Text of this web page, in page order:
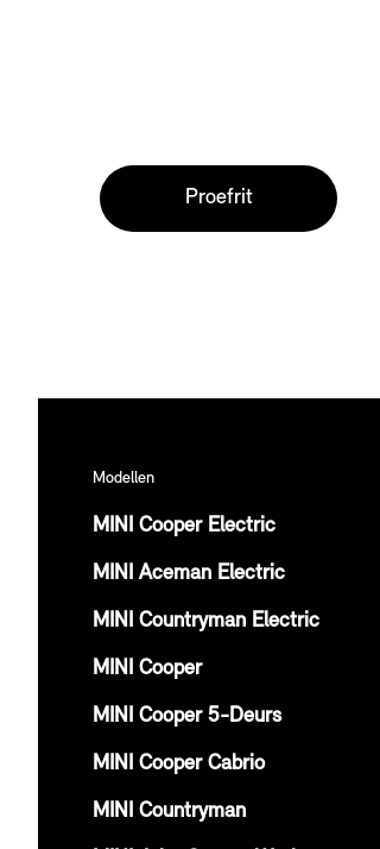
Proefrit
Modellen
MINI Cooper Electric
MINI Aceman Electric
MINI Countryman Electric
MINI Cooper
MINI Cooper 5-Deurs
MINI Cooper Cabrio
MINI Countryman